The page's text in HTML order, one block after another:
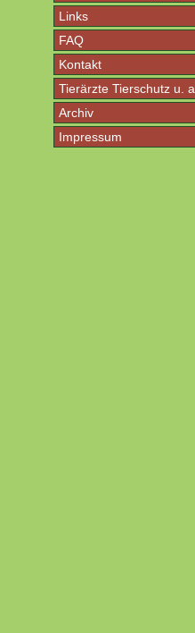
Links
FAQ
Kontakt
Tierärzte Tierschutz u. a.
Archiv
Impressum